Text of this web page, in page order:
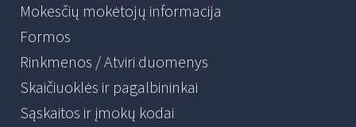
Mokesčių mokėtojų informacija
Formos
Rinkmenos / Atviri duomenys
Skaičiuoklės ir pagalbininkai
Sąskaitos ir įmokų kodai